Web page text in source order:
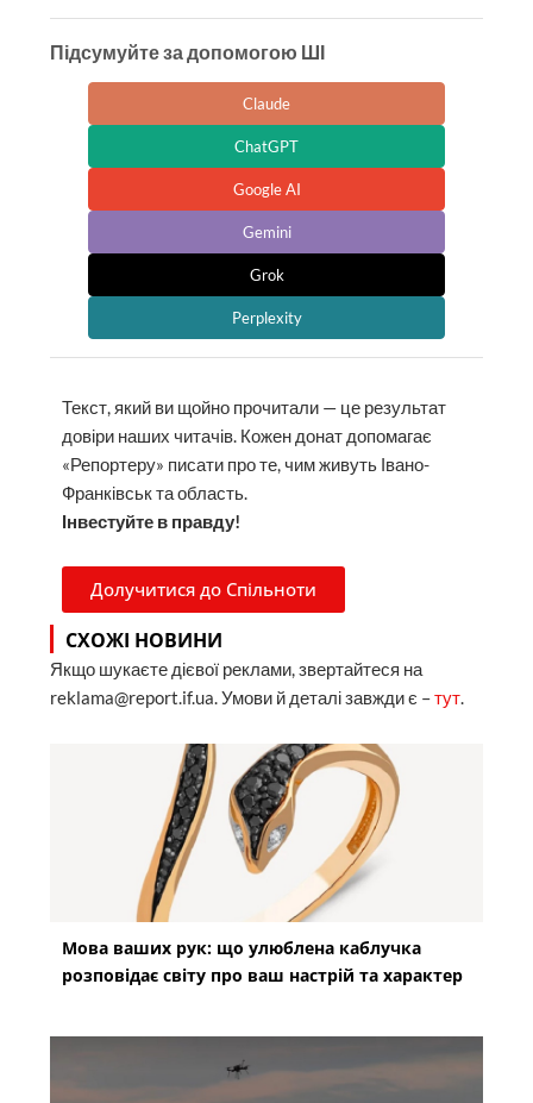
Підсумуйте за допомогою ШІ
Claude
ChatGPT
Google AI
Gemini
Grok
Perplexity
Текст, який ви щойно прочитали — це результат
довіри наших читачів. Кожен донат допомагає
«Репортеру» писати про те, чим живуть Івано-
Франківськ та область.
Інвестуйте в правду!
Долучитися до Спільноти
СХОЖІ НОВИНИ
Якщо шукаєте дієвої реклами, звертайтеся на
reklama@report.if.ua. Умови й деталі завжди є –тут.
Мова ваших рук: що улюблена каблучка
розповідає світу про ваш настрій та характер